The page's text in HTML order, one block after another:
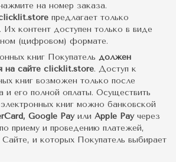
на номер заказа.
предлагает только
. Их контент доступен только в виде
(цифровом) формате.
книг Покупатель должен
на сайте clicklit.store. Доступ к
книг возможен только после
и его полной оплаты. Осуществить
книг можно банковской
Google Pay или Apple Payчерез
приему и проведению платежей,
Сайте, и которых Покупатель выбирает